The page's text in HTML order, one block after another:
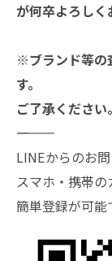
が何卒よろしく
※ブランド等の
す。
ご了承ください。
―――――――
LINEからのお
スマホ・携帯
簡単登録が可